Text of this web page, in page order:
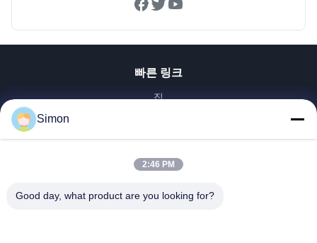
빠른 링크
집
비디오
우리 에 관한 것
품질 관리
Simon
2:46 PM
Good day, what product are you looking for?